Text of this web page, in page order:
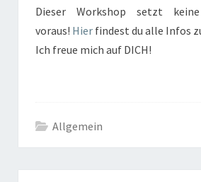
Dieser Workshop setzt keine
voraus! Hier findest du alle Infos
Ich freue mich auf DICH!
Allgemein